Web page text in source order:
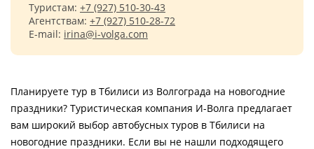
Туристам: +7 (927) 510-30-43
Агентствам: +7 (927) 510-28-72
E-mail: irina@i-volga.com
Планируете тур в Тбилиси из Волгограда на новогодние
праздники? Туристическая компания И-Волга предлагает
вам широкий выбор автобусных туров в Тбилиси на
новогодние праздники. Если вы не нашли подходящего